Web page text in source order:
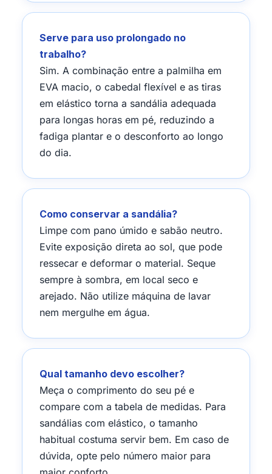
Serve para uso prolongado no
trabalho?
Sim. A combinação entre a palmilha em
EVA macio, o cabedal flexível e as tiras
em elástico torna a sandália adequada
para longas horas em pé, reduzindo a
fadiga plantar e o desconforto ao longo
do dia.
Como conservar a sandália?
Limpe com pano úmido e sabão neutro.
Evite exposição direta ao sol, que pode
ressecar e deformar o material. Seque
sempre à sombra, em local seco e
arejado. Não utilize máquina de lavar
nem mergulhe em água.
Qual tamanho devo escolher?
Meça o comprimento do seu pé e
compare com a tabela de medidas. Para
sandálias com elástico, o tamanho
habitual costuma servir bem. Em caso de
dúvida, opte pelo número maior para